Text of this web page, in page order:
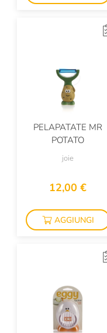
PELAPATATE MR
POTATO
joie
12,00 €
AGGIUNGI